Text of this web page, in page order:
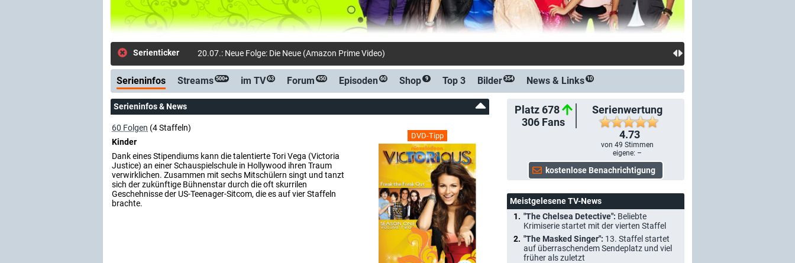
Serienticker 20.07.: Neue Folge: Die Neue (Amazon Prime Video)
Serieninfos Streams 500+ im TV 63 Forum 450 Episoden 60 Shop 9 Top 3 Bilder 354 News & Links 10
Platz 678
306 Fans
Serienwertung
4.73
von 49 Stimmen
eigene: –
Serieninfos & News
DVD-Tipp
60 Folgen (4 Staffeln)
Kinder
Dank eines Stipendiums kann die talentierte Tori Vega (Victoria
Justice) an einer Schauspielschule in Hollywood ihren Traum
verwirklichen. Zusammen mit sechs Mitschülern singt und tanzt
sich der zukünftige Bühnenstar durch die oft skurrilen
Geschehnisse der US-Teenager-Sitcom, die es auf vier Staffeln
brachte.
Meistgelesene TV-News
"The Chelsea Detective": Beliebte
Krimiserie startet mit der vierten Staffel
"The Masked Singer": 13. Staffel startet
auf überraschendem Sendeplatz und viel
früher als zuletzt